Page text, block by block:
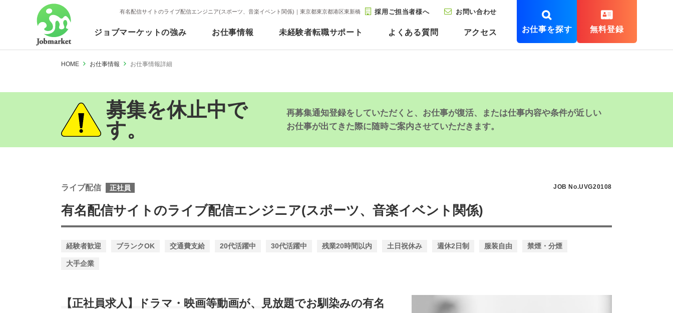
有名配信サイトのライブ配信エンジニア(スポーツ、音楽イベント関係)｜東京都東京都港区東新橋
ジョブマーケットの強み お仕事情報 未経験者転職サポート よくある質問 アクセス
採用ご担当者様へ お問い合わせ
お仕事を探す 無料登録
HOME お仕事情報 お仕事情報詳細
募集を休止中で
す。
再募集通知登録をしていただくと、お仕事が復活、または仕事内容や条件が近しい
お仕事が出てきた際に随時ご案内させていただきます。
JOB No.UVG20108
ライブ配信 正社員
有名配信サイトのライブ配信エンジニア(スポーツ、音楽イベント関係)
経験者歓迎 ブランクOK 交通費支給 20代活躍中 30代活躍中 残業20時間以内 土日祝休み 週休2日制 服装自由 禁煙・分煙
大手企業
【正社員求人】ドラマ・映画等動画が、見放題でお馴染みの有名